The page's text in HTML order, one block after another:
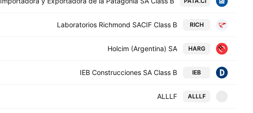
RICH
Laboratorios Richmond SACIF Class B
HARG
Holcim (Argentina) SA
IEB
IEB Construcciones SA Class B
ALLLF
ALLLF